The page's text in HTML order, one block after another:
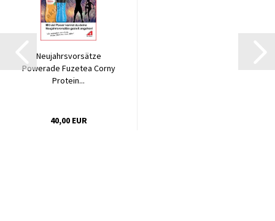
Neujahrsvorsätze
Powerade Fuzetea Corny
Protein...
40,00 EUR